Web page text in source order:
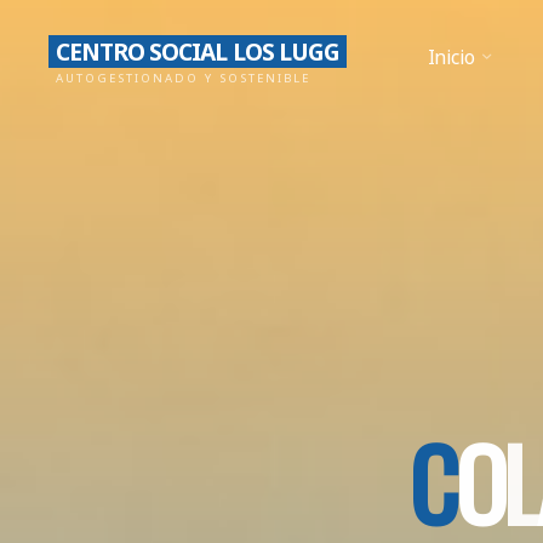
contenido
CENTRO SOCIAL LOS LUGG
AUTOGESTIONADO Y SOSTENIBLE
Inicio
COL